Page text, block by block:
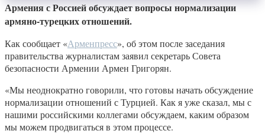
Армения с Россией обсуждает вопросы нормализации
армяно-турецких отношений.
Как сообщает «Арменпресс», об этом после заседания
правительства журналистам заявил секретарь Совета
безопасности Армении Армен Григорян.
«Мы неоднократно говорили, что готовы начать обсуждение
нормализации отношений с Турцией. Как я уже сказал, мы с
нашими российскими коллегами обсуждаем, каким образом
мы можем продвигаться в этом процессе.